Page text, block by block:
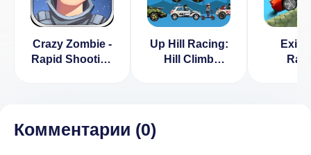
Crazy Zombie -
Rapid Shooting
Up Hill Racing:
Hill Climb
Комментарии (0)